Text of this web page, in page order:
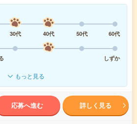
30代 40代 50代
60代
しずか
もっと見る
応募へ進む 詳しく見る